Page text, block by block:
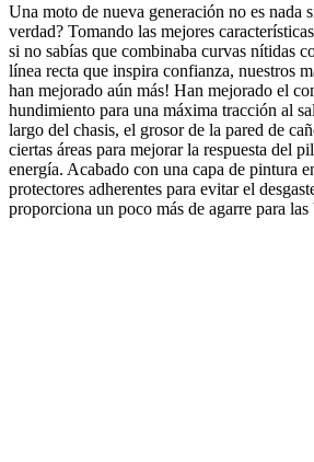
Una moto de nueva generación no es nada
verdad? Tomando las mejores
si no sabías que combinaba curvas nítidas
línea recta que inspira confianza, nuestros
han mejorado aún más! Han mejorado el
hundimiento para una máxima tracción al
largo del chasis, el grosor de la pared de
ciertas áreas para mejorar la respuesta del
energía. Acabado con una capa de pintura
protectores adherentes para evitar el
proporciona un poco más de agarre para las